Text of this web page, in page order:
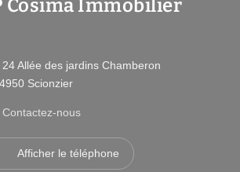
Cosima Immobilier
24 Allée des jardins Chamberon
Scionzier
Contactez-nous
Afficher le téléphone